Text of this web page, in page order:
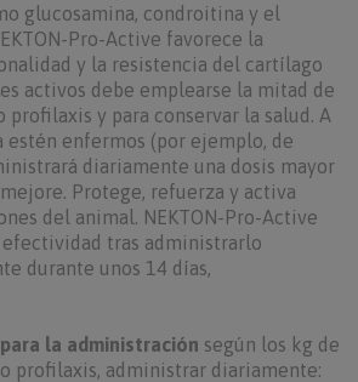
glucosamina, condroitina y el
Pro-Active favorece la
y la resistencia del cartílago
activos debe emplearse la mitad de
profilaxis y para conservar la salud. A
estén enfermos (por ejemplo, de
diariamente una dosis mayor
Protege, refuerza y activa
del animal. NEKTON-Pro-Active
efectividad tras administrarlo
durante unos 14 días,
la administración según los kg de
profilaxis, administrar diariamente: